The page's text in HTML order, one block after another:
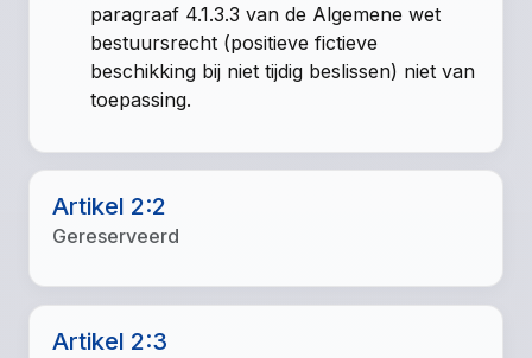
paragraaf 4.1.3.3 van de Algemene wet
bestuursrecht (positieve fictieve
beschikking bij niet tijdig beslissen) niet van
toepassing.
Artikel 2:2
Gereserveerd
Artikel 2:3